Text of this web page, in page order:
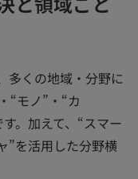
多くの地域・分野に
“モノ”・“カ
。加えて、“スマー
”を活用した分野横